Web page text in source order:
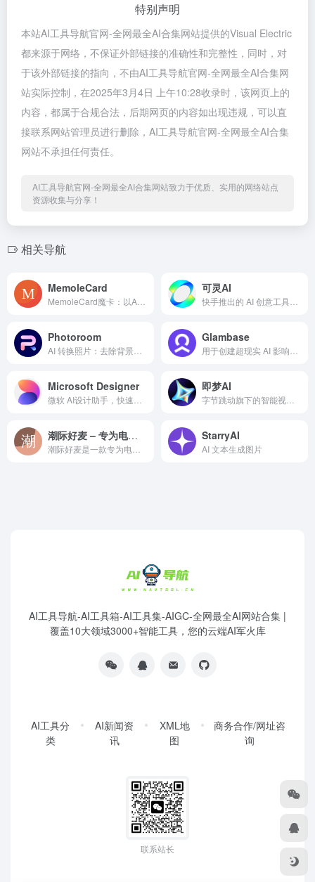
特别声明
本站AI工具导航官网-全网最全AI合集网站提供的Visual Electric
都来源于网络，不保证外部链接的准确性和完整性，同时，对
于该外部链接的指向，不由AI工具导航官网-全网最全AI合集网
站实际控制，在2025年3月4日 上午10:28收录时，该网页上的
内容，都属于合规合法，后期网页的内容如出现违规，可以直
接联系网站管理员进行删除，AI工具导航官网-全网最全AI合集
网站不承担任何责任。
AI工具导航官网-全网最全AI合集网站致力于优质、实用的网络站点
资源收集与分享！
相关导航
MemoleCard 可灵AI
Photoroom Glambase
Microsoft Designer 即梦AI
潮际好麦 – 专为电商平台打造的AI营销工具 StarryAI
AI 文本生成图片
AI工具导航-AI工具箱-AI工具集-AIGC-全网最全AI网站合集 |
覆盖10大领域3000+智能工具，您的云端AI军火库
AI工具分
类
AI新闻资
讯
XML地
图
商务合作/网址咨
询
联系站长